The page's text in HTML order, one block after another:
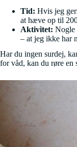
Tid: Hvis jeg
at hæve op til
Aktivitet: Nogle
– at jeg ikke har
Har du ingen surdej,
for våd, kan du røre en